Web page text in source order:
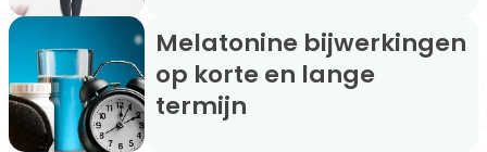
Melatonine bijwerkingen
op korte en lange
termijn